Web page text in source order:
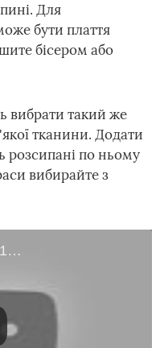
Для
бути плаття
бісером або
вибрати такий же
тканини. Додати
розсипані по ньому
вибирайте з
У чому зустрічати новий 2019 рік Жовтого земляного Свині